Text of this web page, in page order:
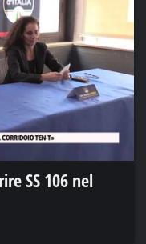
SS 106 nel